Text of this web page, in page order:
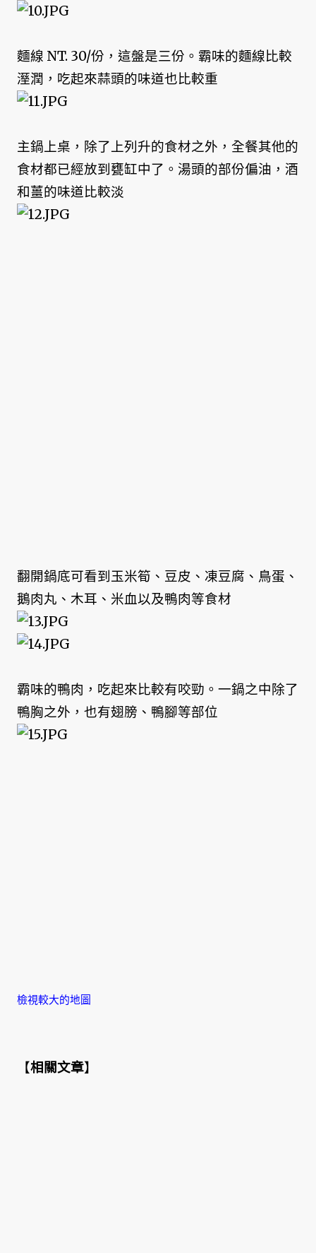
麵線 NT. 30/份，這盤是三份。霸味的麵線比較
溼潤，吃起來蒜頭的味道也比較重
主鍋上桌，除了上列升的食材之外，全餐其他的
食材都已經放到甕缸中了。湯頭的部份偏油，酒
和薑的味道比較淡
翻開鍋底可看到玉米筍、豆皮、凍豆腐、鳥蛋、
鵝肉丸、木耳、米血以及鴨肉等食材
霸味的鴨肉，吃起來比較有咬勁。一鍋之中除了
鴨胸之外，也有翅膀、鴨腳等部位
檢視較大的地圖
【相關文章】